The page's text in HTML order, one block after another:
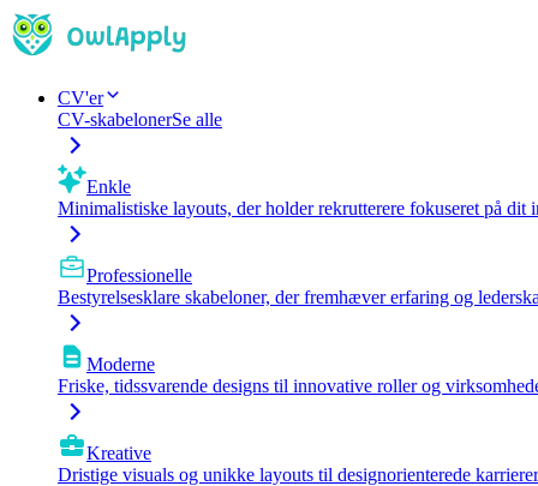
CV'er
CV-skabelonerSe alle
Enkle
Minimalistiske layouts, der holder rekrutterere fokuseret på dit
Professionelle
Bestyrelsesklare skabeloner, der fremhæver erfaring og
Moderne
Friske, tidssvarende designs til innovative roller og
Kreative
Dristige visuals og unikke layouts til designorienterede